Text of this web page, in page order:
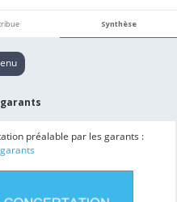
Synthèse
préalable par les garants :